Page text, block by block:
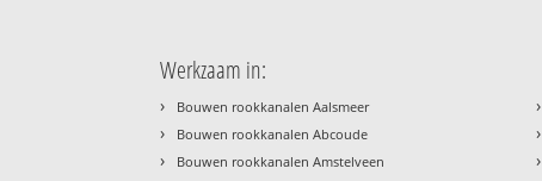
Werkzaam in:
› Bouwen rookkanalen Aalsmeer
› Bouwen rookkanalen Abcoude
› Bouwen rookkanalen Amstelveen
›
›
›